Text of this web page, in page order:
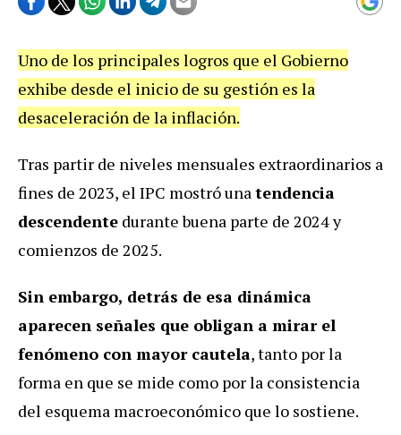
Uno de los principales logros que el Gobierno
exhibe desde el inicio de su gestión es la
desaceleración de la inflación.
Tras partir de niveles mensuales extraordinarios a
fines de 2023, el IPC mostró unatendencia
descendente durante buena parte de 2024 y
comienzos de 2025.
Sin embargo, detrás de esa dinámica
aparecen señales que obligan a mirar el
fenómeno con mayor cautela, tanto por la
forma en que se mide como por la consistencia
del esquema macroeconómico que lo sostiene.